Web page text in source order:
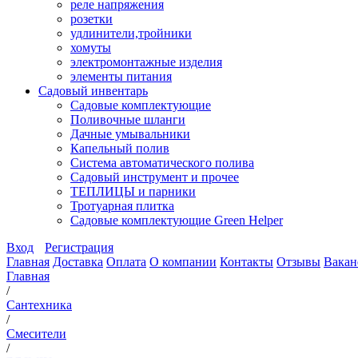
реле напряжения
розетки
удлинители,тройники
хомуты
электромонтажные изделия
элементы питания
Садовый инвентарь
Садовые комплектующие
Поливочные шланги
Дачные умывальники
Капельный полив
Система автоматического полива
Садовый инструмент и прочее
ТЕПЛИЦЫ и парники
Тротуарная плитка
Садовые комплектующие Green Helper
Вход
Регистрация
Главная Доставка Оплата О компании Контакты Отзывы
Главная
/
Сантехника
/
Смесители
/